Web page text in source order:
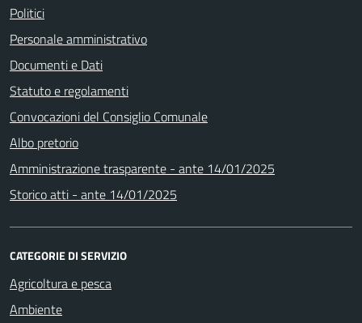
Politici
Personale amministrativo
Documenti e Dati
Statuto e regolamenti
Convocazioni del Consiglio Comunale
Albo pretorio
Amministrazione trasparente - ante 14/01/2025
Storico atti - ante 14/01/2025
CATEGORIE DI SERVIZIO
Agricoltura e pesca
Ambiente